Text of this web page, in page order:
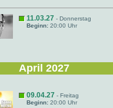
11.03.27 - Donnerstag
Beginn: 20:00 Uhr
April 2027
09.04.27 - Freitag
Beginn: 20:00 Uhr